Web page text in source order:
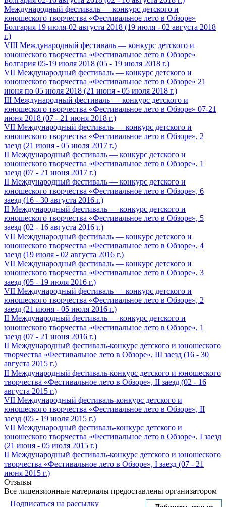
Международный фестиваль — конкурс детского и
юношеского творчества «Фестивальное лето в Обзоре»
Болгария 19 июля-02 августа 2018 (19 июля - 02 августа 2018
г.)
VIII Международный фестиваль — конкурс детского и
юношеского творчества «Фестивальное лето в Обзоре»
Болгария 05-19 июля 2018 (05 - 19 июля 2018 г.)
VII Международный фестиваль — конкурс детского и
юношеского творчества «Фестивальное лето в Обзоре» 21
июня по 05 июля 2018 (21 июня - 05 июля 2018 г.)
III Международный фестиваль — конкурс детского и
юношеского творчества «Фестивальное лето в Обзоре» 07-21
июня 2018 (07 - 21 июня 2018 г.)
VII Международный фестиваль — конкурс детского и
юношеского творчества «Фестивальное лето в Обзоре», 2
заезд (21 июня - 05 июля 2017 г.)
II Международный фестиваль — конкурс детского и
юношеского творчества «Фестивальное лето в Обзоре», 1
заезд (07 - 21 июня 2017 г.)
II Международный фестиваль — конкурс детского и
юношеского творчества «Фестивальное лето в Обзоре», 6
заезд (16 - 30 августа 2016 г.)
II Международный фестиваль — конкурс детского и
юношеского творчества «Фестивальное лето в Обзоре», 5
заезд (02 - 16 августа 2016 г.)
VII Международный фестиваль — конкурс детского и
юношеского творчества «Фестивальное лето в Обзоре», 4
заезд (19 июля - 02 августа 2016 г.)
VII Международный фестиваль — конкурс детского и
юношеского творчества «Фестивальное лето в Обзоре», 3
заезд (05 - 19 июля 2016 г.)
VII Международный фестиваль — конкурс детского и
юношеского творчества «Фестивальное лето в Обзоре», 2
заезд (21 июня - 05 июля 2016 г.)
II Международный фестиваль — конкурс детского и
юношеского творчества «Фестивальное лето в Обзоре», 1
заезд (07 - 21 июня 2016 г.)
II Международный фестиваль-конкурс детского и юношеского
творчества «Фестивальное лето в Обзоре», III заезд (16 - 30
августа 2015 г.)
II Международный фестиваль-конкурс детского и юношеского
творчества «Фестивальное лето в Обзоре», II заезд (02 - 16
августа 2015 г.)
VII Международный фестиваль-конкурс детского и
юношеского творчества «Фестивальное лето в Обзоре», II
заезд (05 - 19 июля 2015 г.)
VII Международный фестиваль-конкурс детского и
юношеского творчества «Фестивальное лето в Обзоре», I заезд
(21 июня - 05 июля 2015 г.)
II Международный фестиваль-конкурс детского и юношеского
творчества «Фестивальное лето в Обзоре», I заезд (07 - 21
июня 2015 г.)
Отзывы
Все лицензионные материалы предоставлены организатором
Подписаться на рассылку